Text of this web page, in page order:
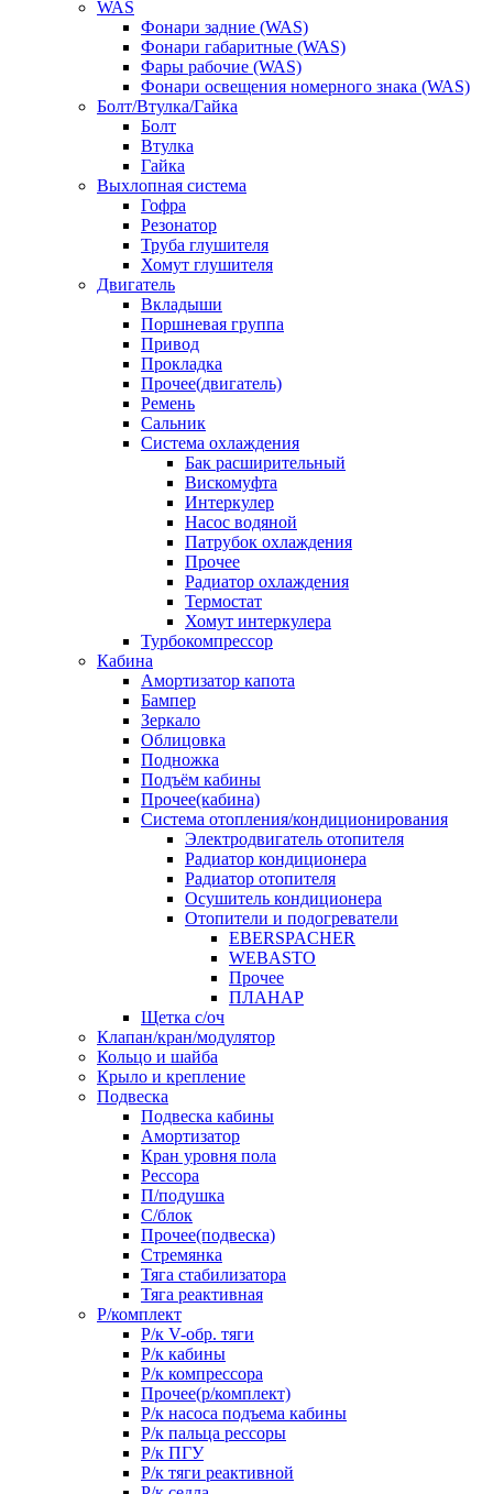
WAS
Фонари задние (WAS)
Фонари габаритные (WAS)
Фары рабочие (WAS)
Фонари освещения номерного знака (WAS)
Болт/Втулка/Гайка
Болт
Втулка
Гайка
Выхлопная система
Гофра
Резонатор
Труба глушителя
Хомут глушителя
Двигатель
Вкладыши
Поршневая группа
Привод
Прокладка
Прочее(двигатель)
Ремень
Сальник
Система охлаждения
Бак расширительный
Вискомуфта
Интеркулер
Насос водяной
Патрубок охлаждения
Прочее
Радиатор охлаждения
Термостат
Хомут интеркулера
Турбокомпрессор
Кабина
Амортизатор капота
Бампер
Зеркало
Облицовка
Подножка
Подъём кабины
Прочее(кабина)
Система отопления/кондиционирования
Электродвигатель отопителя
Радиатор кондиционера
Радиатор отопителя
Осушитель кондиционера
Отопители и подогреватели
EBERSPACHER
WEBASTO
Прочее
ПЛАНАР
Щетка с/оч
Клапан/кран/модулятор
Кольцо и шайба
Крыло и крепление
Подвеска
Подвеска кабины
Амортизатор
Кран уровня пола
Рессора
П/подушка
С/блок
Прочее(подвеска)
Стремянка
Тяга стабилизатора
Тяга реактивная
Р/комплект
Р/к V-обр. тяги
Р/к кабины
Р/к компрессора
Прочее(р/комплект)
Р/к насоса подъема кабины
Р/к пальца рессоры
Р/к ПГУ
Р/к тяги реактивной